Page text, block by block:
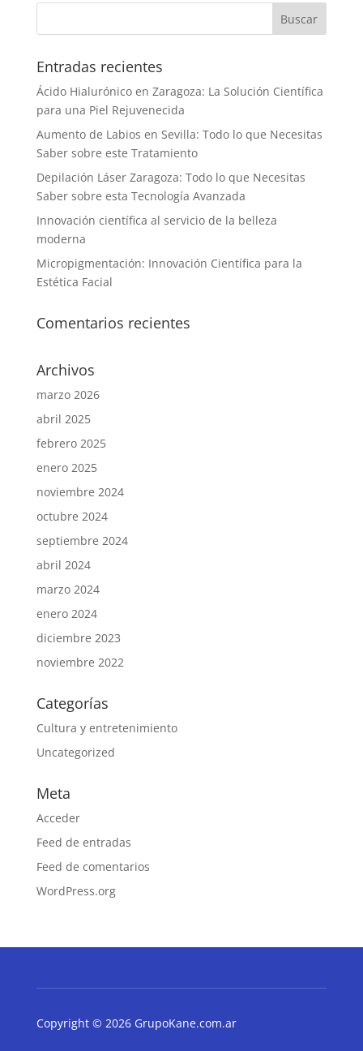
Entradas recientes
Ácido Hialurónico en Zaragoza: La Solución Científica
para una Piel Rejuvenecida
Aumento de Labios en Sevilla: Todo lo que Necesitas
Saber sobre este Tratamiento
Depilación Láser Zaragoza: Todo lo que Necesitas
Saber sobre esta Tecnología Avanzada
Innovación científica al servicio de la belleza
moderna
Micropigmentación: Innovación Científica para la
Estética Facial
Comentarios recientes
Archivos
marzo 2026
abril 2025
febrero 2025
enero 2025
noviembre 2024
octubre 2024
septiembre 2024
abril 2024
marzo 2024
enero 2024
diciembre 2023
noviembre 2022
Categorías
Cultura y entretenimiento
Uncategorized
Meta
Acceder
Feed de entradas
Feed de comentarios
WordPress.org
Copyright © 2026 GrupoKane.com.ar